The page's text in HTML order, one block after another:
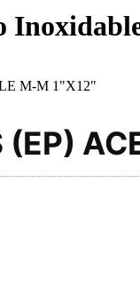
M-M 1"X12"
(EP)